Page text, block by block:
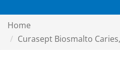
Home
Curasept Biosmalto